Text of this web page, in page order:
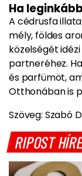
Ha
A cédrusfa
mély, földes
közelségét
partneréhez.
és parfümöt,
Otthonában is
Szöveg: Szabó
RIPOST